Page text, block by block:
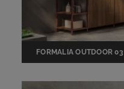
FORMALIA OUTDOOR 03